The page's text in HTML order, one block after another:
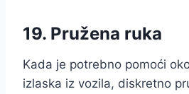
19. Pružena ruka
Kada je potrebno pomoći
izlaska iz vozila, diskretno